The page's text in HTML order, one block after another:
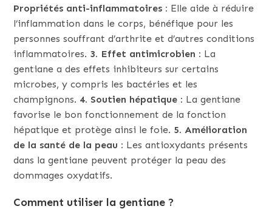
Propriétés anti-inflammatoires : Elle aide à réduire
l’inflammation dans le corps, bénéfique pour les
personnes souffrant d’arthrite et d’autres conditions
inflammatoires. 3. Effet antimicrobien : La
gentiane a des effets inhibiteurs sur certains
microbes, y compris les bactéries et les
champignons. 4. Soutien hépatique : La gentiane
favorise le bon fonctionnement de la fonction
hépatique et protège ainsi le foie. 5. Amélioration
de la santé de la peau : Les antioxydants présents
dans la gentiane peuvent protéger la peau des
dommages oxydatifs.
Comment utiliser la gentiane ?